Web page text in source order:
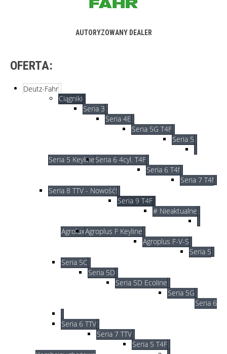
AUTORYZOWANY DEALER
OFERTA:
Deutz-Fahr
Ciągniki
Seria 3
Seria 4E
Seria 5G T4F
Seria 5
Seria 5 KeylineSeria 6 4cyl. T4F
Seria 6 T4f
Seria 7 T4f
Seria 8 TTV - Nowość!
Seria 9 T4F
# Nieaktualne
AgroluxAgroplus F Keyline
Agroplus F-V-S
Seria 5
Seria 5C
Seria 5D
Seria 5D Ecoline
Seria 5G
Seria 6
Seria 6 TTV
Seria 7 TTV
Seria 5 T4F